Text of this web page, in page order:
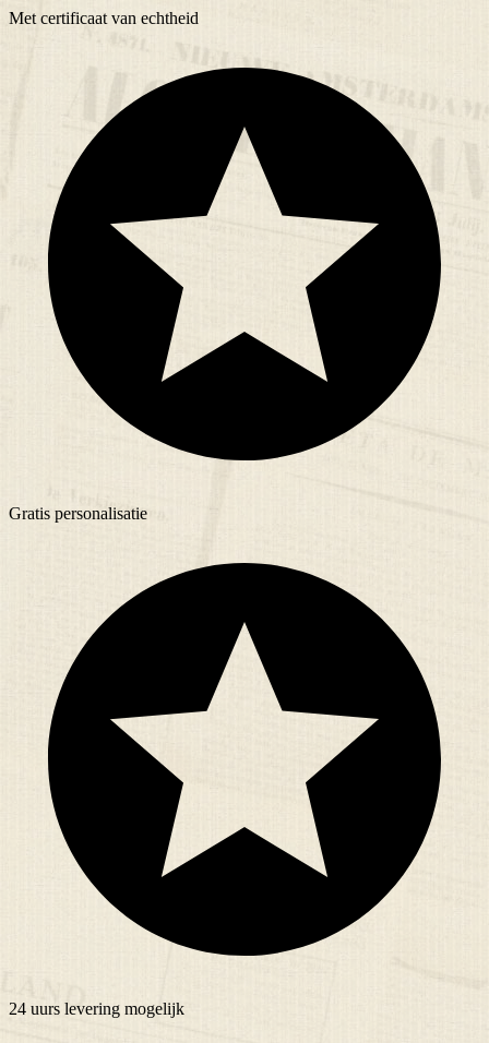
Met certificaat van echtheid
Gratis personalisatie
24 uurs levering mogelijk